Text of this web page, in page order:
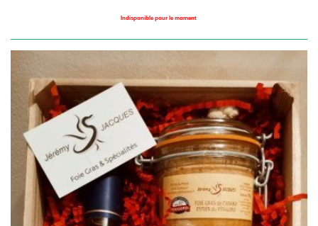
Indisponible pour le moment